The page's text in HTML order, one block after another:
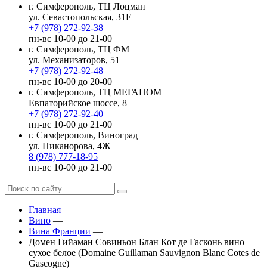
г. Симферополь, ТЦ Лоцман
ул. Севастопольская, 31Е
+7 (978) 272-92-38
пн-вс 10-00 до 21-00
г. Симферополь, ТЦ ФМ
ул. Механизаторов, 51
+7 (978) 272-92-48
пн-вс 10-00 до 20-00
г. Симферополь, ТЦ МЕГАНОМ
Евпаторийское шоссе, 8
+7 (978) 272-92-40
пн-вс 10-00 до 21-00
г. Симферополь, Виноград
ул. Никанорова, 4Ж
8 (978) 777-18-95
пн-вс 10-00 до 21-00
Главная —
Вино —
Вина Франции —
Домен Гийаман Совиньон Блан Кот де Гасконь вино
сухое белое (Domaine Guillaman Sauvignon Blanc Cotes de
Gascogne)